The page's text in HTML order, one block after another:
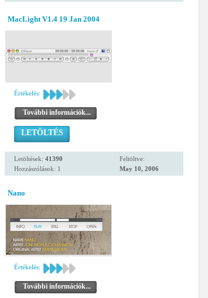
MacLight V1.4 19 Jan 2004
Értékelés:
További információk...
LETÖLTÉS
Letöltések: 41390
Hozzászólások: 1
Feltöltve:
May 10, 2006
Nano
Értékelés:
További információk...